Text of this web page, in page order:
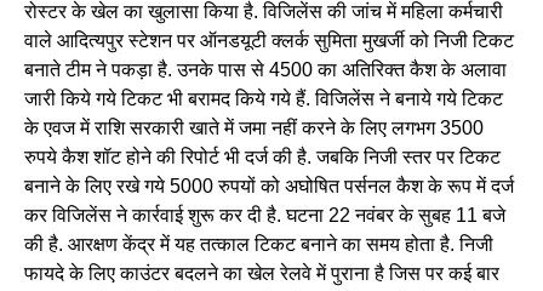
रोस्टर के खेल का खुलासा किया है. विजिलेंस की जांच में महिला कर्मचारी
वाले आदित्यपुर स्टेशन पर ऑनडयूटी क्लर्क सुमिता मुखर्जी को निजी टिकट
बनाते टीम ने पकड़ा है. उनके पास से 4500 का अतिरिक्त कैश के अलावा
जारी किये गये टिकट भी बरामद किये गये हैं. विजिलेंस ने बनाये गये टिकट
के एवज में राशि सरकारी खाते में जमा नहीं करने के लिए लगभग 3500
रुपये कैश शॉट होने की रिपोर्ट भी दर्ज की है. जबकि निजी स्तर पर टिकट
बनाने के लिए रखे गये 5000 रुपयों को अघोषित पर्सनल कैश के रूप में दर्ज
कर विजिलेंस ने कार्रवाई शुरू कर दी है. घटना 22 नवंबर के सुबह 11 बजे
की है. आरक्षण केंद्र में यह तत्काल टिकट बनाने का समय होता है. निजी
फायदे के लिए काउंटर बदलने का खेल रेलवे में पुराना है जिस पर कई बार